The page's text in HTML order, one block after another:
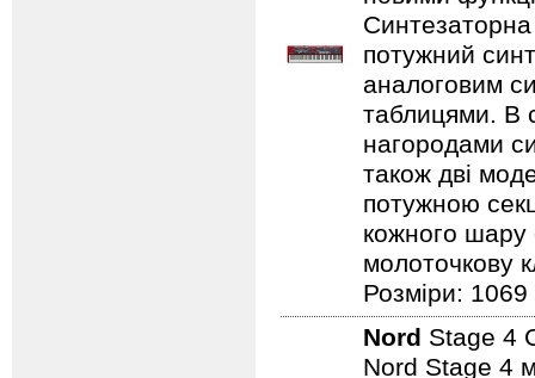
потужний
аналоговим
таблицями. В
нагородами
також дві
потужною
кожного шару
молоточкову
Розміри:
Nord Stage 4
Nord Stage 4